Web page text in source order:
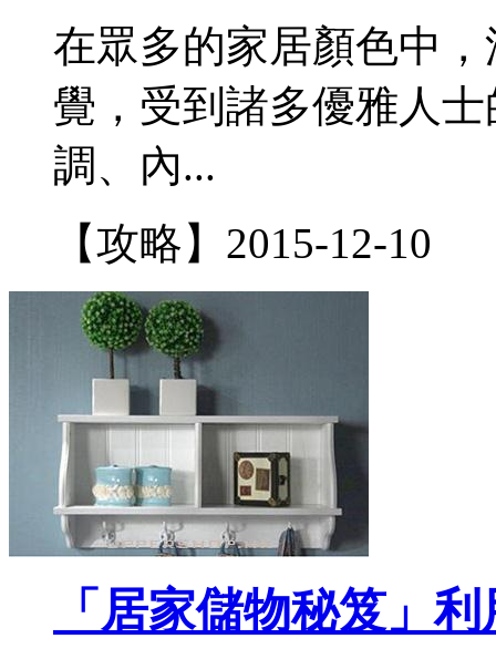
在眾多的家居顏色中
覺，受到諸多優雅人
調、內...
【攻略】 2015-12-10
「居家儲物秘笈」